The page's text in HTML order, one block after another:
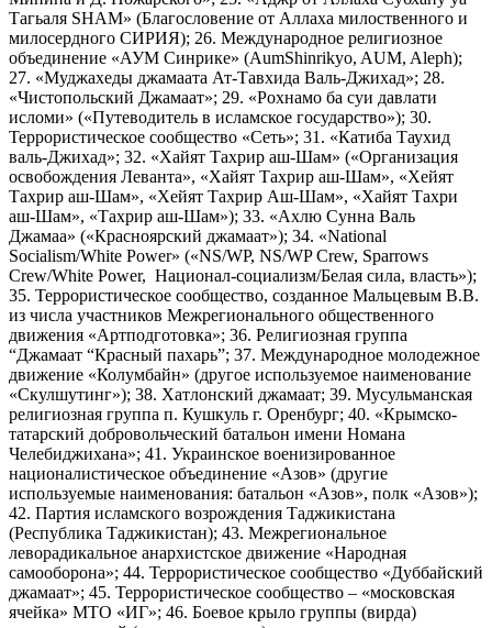
Тагьаля SHAM» (Благословение от Аллаха милоственного и
милосердного СИРИЯ); 26. Международное религиозное
объединение «АУМ Синрике» (AumShinrikyo, AUM, Aleph);
27. «Муджахеды джамаата Ат-Тавхида Валь-Джихад»; 28.
«Чистопольский Джамаат»; 29. «Рохнамо ба суи давлати
исломи» («Путеводитель в исламское государство»); 30.
Террористическое сообщество «Сеть»; 31. «Катиба Таухид
валь-Джихад»; 32. «Хайят Тахрир аш-Шам» («Организация
освобождения Леванта», «Хайят Тахрир аш-Шам», «Хейят
Тахрир аш-Шам», «Хейят Тахрир Аш-Шам», «Хайят Тахри
аш-Шам», «Тахрир аш-Шам»); 33. «Ахлю Сунна Валь
Джамаа» («Красноярский джамаат»); 34. «National
Socialism/White Power» («NS/WP, NS/WP Crew, Sparrows
Crew/White Power, Национал-социализм/Белая сила, власть»);
35. Террористическое сообщество, созданное Мальцевым В.В.
из числа участников Межрегионального общественного
движения «Артподготовка»; 36. Религиозная группа
“Джамаат “Красный пахарь”; 37. Международное молодежное
движение «Колумбайн» (другое используемое наименование
«Скулшутинг»); 38. Хатлонский джамаат; 39. Мусульманская
религиозная группа п. Кушкуль г. Оренбург; 40. «Крымско-
татарский добровольческий батальон имени Номана
Челебиджихана»; 41. Украинское военизированное
националистическое объединение «Азов» (другие
используемые наименования: батальон «Азов», полк «Азов»);
42. Партия исламского возрождения Таджикистана
(Республика Таджикистан); 43. Межрегиональное
леворадикальное анархистское движение «Народная
самооборона»; 44. Террористическое сообщество «Дуббайский
джамаат»; 45. Террористическое сообщество – «московская
ячейка» МТО «ИГ»; 46. Боевое крыло группы (вирда)